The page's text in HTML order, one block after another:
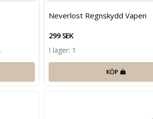
Lägg till i favoritlistan
Neverlost Regnskydd Vapen
299 SEK
I lager: 1
KÖP